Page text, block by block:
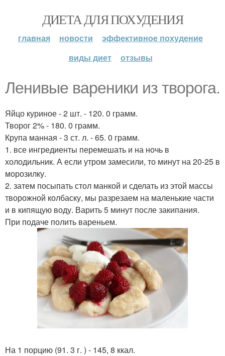
ДИЕТА ДЛЯ ПОХУДЕНИЯ
главная новости
эффективное похудение
виды диет
отзывы
Ленивые вареники из творога.
Яйцо куриное - 2 шт. - 120. 0 грамм.
Творог 2% - 180. 0 грамм.
Крупа манная - 3 ст. л. - 65. 0 грамм.
1. все ингредиенты перемешать и на ночь в
холодильник. А если утром замесили, то минут на 20-25 в
морозилку.
2. затем посыпать стол манкой и сделать из этой массы
творожной колбаску, мы разрезаем на маленькие части
и в кипящую воду. Варить 5 минут после закипания.
При подаче полить вареньем.
На 1 порцию (91. 3 г. ) - 145, 8 ккал.